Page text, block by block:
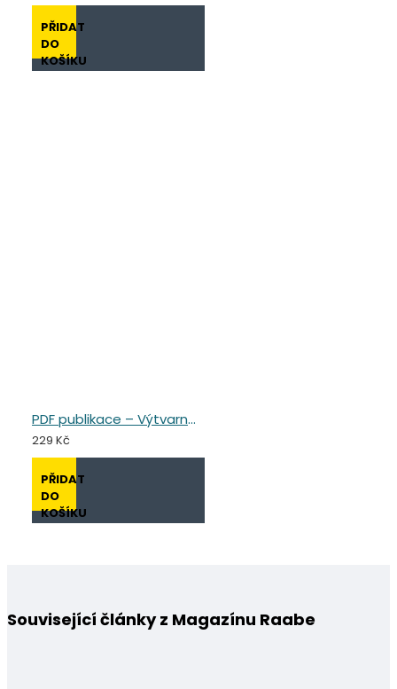
PŘIDAT
DO
KOŠÍKU
PDF publikace – Výtvarné cestování Amerikou
229 Kč
PŘIDAT
DO
KOŠÍKU
Související články z Magazínu Raabe